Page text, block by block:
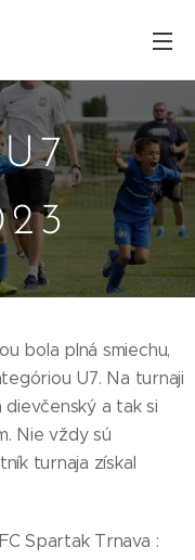
bola plná smiechu,
U7. Na turnaji
a tak si
Nie vždy sú
turnaja získal
Spartak Trnava :